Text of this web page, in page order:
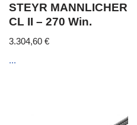
STEYR MANNLICHER
CL II – 270 Win.
3.304,60 €
...